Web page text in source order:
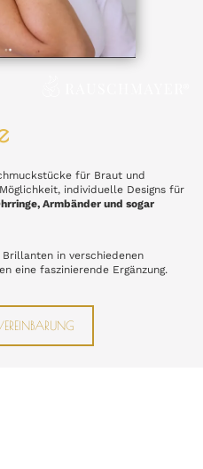
für Braut und
individuelle Designs für
Armbänder und sogar
in verschiedenen
eine faszinierende Ergänzung.